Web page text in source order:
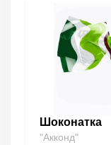
Шоконатка
"Акконд"